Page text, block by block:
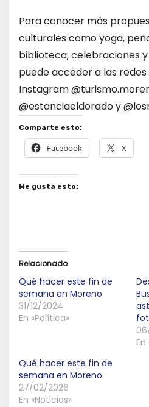
Para conocer más
culturales como yoga,
biblioteca, celebraciones
puede acceder a las
Instagram
@estanciaeldorado y
Comparte esto:
Facebook X
Me gusta esto:
Relacionado
Qué hacer este fin de
semana en Moreno
31/12/2024
En «Política»
Qué hacer este fin de
semana en Moreno
27/02/2026
En «Noticias»